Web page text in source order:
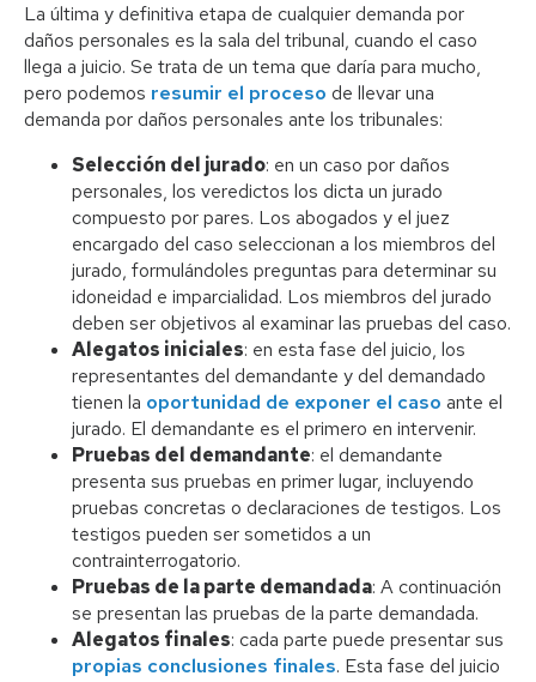
La última y definitiva etapa de cualquier demanda por
daños personales es la sala del tribunal, cuando el caso
llega a juicio. Se trata de un tema que daría para mucho,
pero podemos resumir el proceso de llevar una
demanda por daños personales ante los tribunales:
Selección del jurado: en un caso por daños
personales, los veredictos los dicta un jurado
compuesto por pares. Los abogados y el juez
encargado del caso seleccionan a los miembros del
jurado, formulándoles preguntas para determinar su
idoneidad e imparcialidad. Los miembros del jurado
deben ser objetivos al examinar las pruebas del caso.
Alegatos iniciales: en esta fase del juicio, los
representantes del demandante y del demandado
tienen la oportunidad de exponer el caso ante el
jurado. El demandante es el primero en intervenir.
Pruebas del demandante: el demandante
presenta sus pruebas en primer lugar, incluyendo
pruebas concretas o declaraciones de testigos. Los
testigos pueden ser sometidos a un
contrainterrogatorio.
Pruebas de la parte demandada: A continuación
se presentan las pruebas de la parte demandada.
Alegatos finales: cada parte puede presentar sus
propias conclusiones finales. Esta fase del juicio